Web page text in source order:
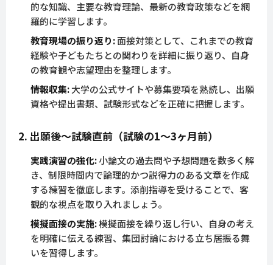
的な知識、主要な教育理論、最新の教育政策などを網
羅的に学習します。
教育現場の振り返り:面接対策として、これまでの教育
経験や子どもたちとの関わりを詳細に振り返り、自身
の教育観や志望理由を整理します。
情報収集:大学の公式サイトや募集要項を熟読し、出願
資格や提出書類、試験形式などを正確に把握します。
2. 出願後〜試験直前（試験の1〜3ヶ月前）
実践演習の強化:小論文の過去問や予想問題を数多く解
き、制限時間内で論理的かつ説得力のある文章を作成
する練習を徹底します。添削指導を受けることで、客
観的な視点を取り入れましょう。
模擬面接の実施:模擬面接を繰り返し行い、自身の考え
を明確に伝える練習、集団討論における立ち居振る舞
いを習得します。